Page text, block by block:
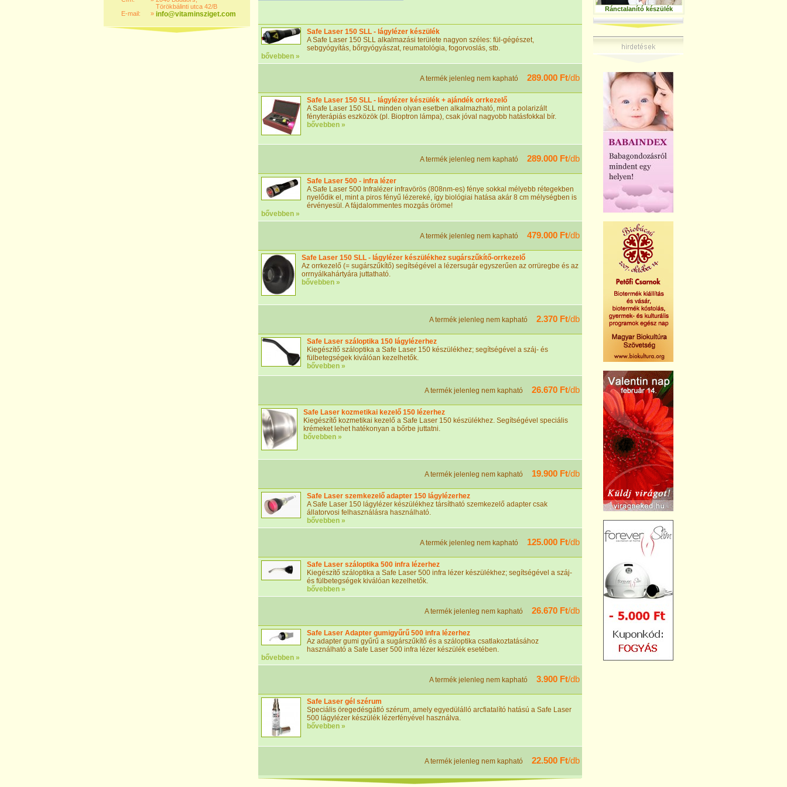
E-mail:
»
Törökbálinti utca 42/B
info@vitaminsziget.com
Safe Laser 150 SLL - lágylézer készülék
A Safe Laser 150 SLL alkalmazási területe nagyon széles: fül-gégészet,
sebgyógyítás, bőrgyógyászat, reumatológia, fogorvoslás, stb.
bővebben »
A termék jelenleg nem kapható 289.000 Ft/db
Safe Laser 150 SLL - lágylézer készülék + ajándék orrkezelő
A Safe Laser 150 SLL minden olyan esetben alkalmazható, mint a polarizált
fényterápiás eszközök (pl. Bioptron lámpa), csak jóval nagyobb hatásfokkal bír.
bővebben »
A termék jelenleg nem kapható 289.000 Ft/db
Safe Laser 500 - infra lézer
A Safe Laser 500 Infralézer infravörös (808nm-es) fénye sokkal mélyebb rétegekben
nyelődik el, mint a piros fényű lézereké, így biológiai hatása akár 8 cm mélységben is
érvényesül. A fájdalommentes mozgás öröme!
bővebben »
A termék jelenleg nem kapható 479.000 Ft/db
Safe Laser 150 SLL - lágylézer készülékhez sugárszűkítő-orrkezelő
Az orrkezelő (= sugárszűkítő) segítségével a lézersugár egyszerűen az orrüregbe és az
orrnyálkahártyára juttatható.
bővebben »
A termék jelenleg nem kapható 2.370 Ft/db
Safe Laser száloptika 150 lágylézerhez
Kiegészítő száloptika a Safe Laser 150 készülékhez; segítségével a száj- és
fülbetegségek kiválóan kezelhetők.
bővebben »
A termék jelenleg nem kapható 26.670 Ft/db
Safe Laser kozmetikai kezelő 150 lézerhez
Kiegészítő kozmetikai kezelő a Safe Laser 150 készülékhez. Segítségével speciális
krémeket lehet hatékonyan a bőrbe juttatni.
bővebben »
A termék jelenleg nem kapható 19.900 Ft/db
Safe Laser szemkezelő adapter 150 lágylézerhez
A Safe Laser 150 lágylézer készülékhez társítható szemkezelő adapter csak
állatorvosi felhasználásra használható.
bővebben »
A termék jelenleg nem kapható 125.000 Ft/db
Safe Laser száloptika 500 infra lézerhez
Kiegészítő száloptika a Safe Laser 500 infra lézer készülékhez; segítségével a száj-
és fülbetegségek kiválóan kezelhetők.
bővebben »
A termék jelenleg nem kapható 26.670 Ft/db
Safe Laser Adapter gumigyűrű 500 infra lézerhez
Az adapter gumi gyűrű a sugárszűkítő és a száloptika csatlakoztatásához
használható a Safe Laser 500 infra lézer készülék esetében.
bővebben »
A termék jelenleg nem kapható 3.900 Ft/db
Safe Laser gél szérum
Speciális öregedésgátló szérum, amely egyedülálló arcfiatalító hatású a Safe Laser
500 lágylézer készülék lézerfényével használva.
bővebben »
A termék jelenleg nem kapható 22.500 Ft/db
Ránctalanító készülék